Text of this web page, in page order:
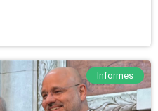
Informes